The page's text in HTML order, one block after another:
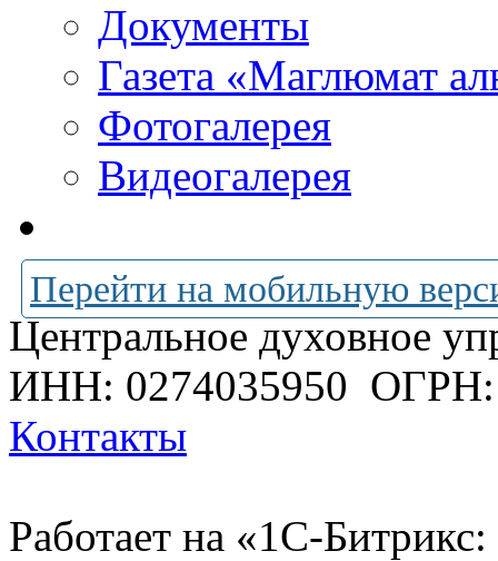
Документы
Газета «Маглюмат
Фотогалерея
Видеогалерея
Перейти на мобильную
Центральное духовное
ИНН: 0274035950 ОГРН:
Контакты
Работает на «1С-